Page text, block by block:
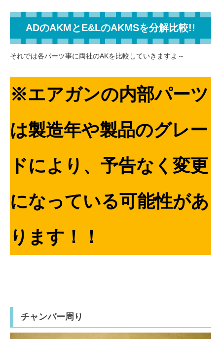
ADのAKMとE&LのAKMSを分解比較!!
それでは各パーツ事に両社のAKを比較していきますよ～
※エアガンの内部パーツ
は製造年や製品のグレー
ドにより、予告なく変更
になっている可能性があ
ります！！
チャンバー周り